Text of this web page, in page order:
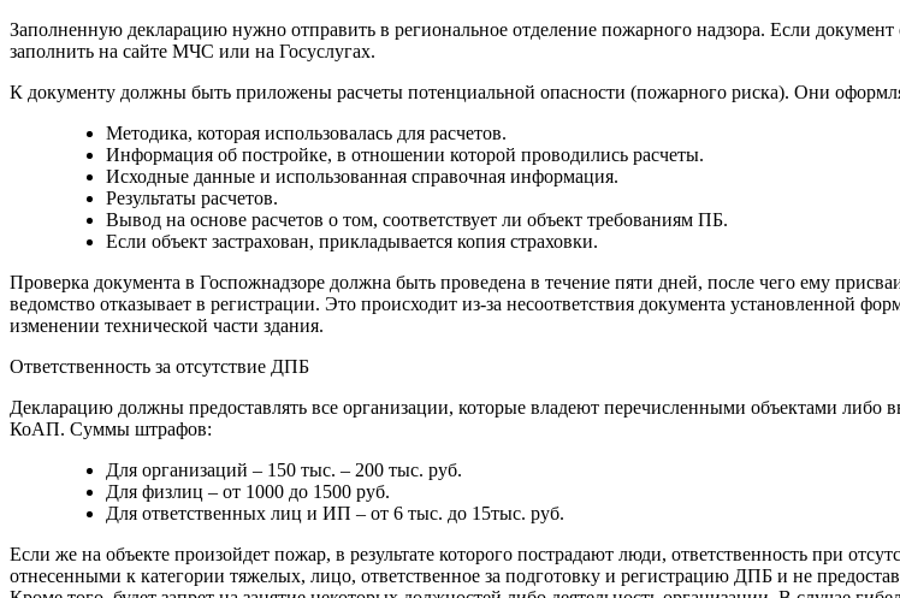
Заполненную декларацию нужно отправить в региональное отделение пожарного надзора. Если
заполнить на сайте МЧС или на Госуслугах.
К документу должны быть приложены расчеты потенциальной опасности (пожарного риска). Они
Методика, которая использовалась для расчетов.
Информация об постройке, в отношении которой проводились расчеты.
Исходные данные и использованная справочная информация.
Результаты расчетов.
Вывод на основе расчетов о том, соответствует ли объект требованиям ПБ.
Если объект застрахован, прикладывается копия страховки.
Проверка документа в Госпожнадзоре должна быть проведена в течение пяти дней, после чего ему
ведомство отказывает в регистрации. Это происходит из-за несоответствия документа установленной
изменении технической части здания.
Ответственность за отсутствие ДПБ
Декларацию должны предоставлять все организации, которые владеют перечисленными объектами либо
КоАП. Суммы штрафов:
Для организаций – 150 тыс. – 200 тыс. руб.
Для физлиц – от 1000 до 1500 руб.
Для ответственных лиц и ИП – от 6 тыс. до 15тыс. руб.
Если же на объекте произойдет пожар, в результате которого пострадают люди, ответственность при
отнесенными к категории тяжелых, лицо, ответственное за подготовку и регистрацию ДПБ и не